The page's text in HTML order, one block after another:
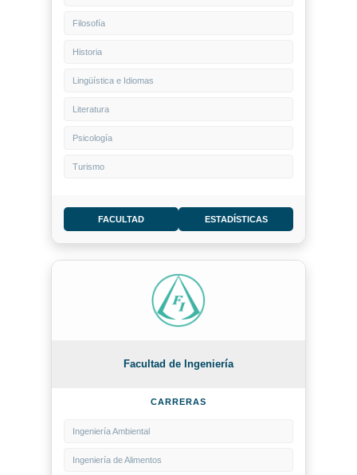
Filosofía
Historia
Lingüística e Idiomas
Literatura
Psicología
Turismo
FACULTAD ESTADÍSTICAS
Facultad de Ingeniería
CARRERAS
Ingeniería Ambiental
Ingeniería de Alimentos